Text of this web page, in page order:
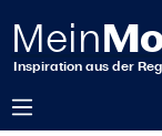
springen